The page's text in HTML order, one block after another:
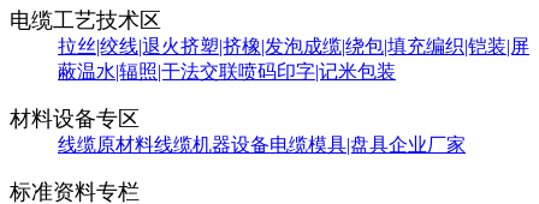
电缆工艺技术区
拉丝|绞线|退火挤塑|挤橡|发泡成缆|绕包|填充编织|铠装|屏
蔽温水|辐照|干法交联喷码印字|记米包装
材料设备专区
线缆原材料线缆机器设备电缆模具|盘具企业厂家
标准资料专栏